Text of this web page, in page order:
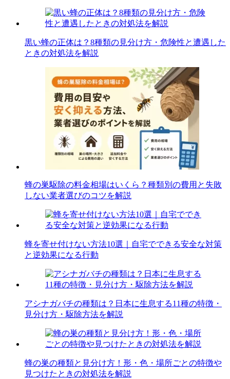
黒い蜂の正体は？8種類の見分け方・危険性と遭遇した
ときの対処法を解説
蜂の巣駆除の料金相場はいくら？種類別の費用と失敗
しない業者選びのコツを解説
蜂を寄せ付けない方法10選｜自宅でできる安全な対策
と逆効果になる行動
アシナガバチの種類は？日本に生息する11種の特徴・
見分け方・駆除方法を解説
蜂の巣の種類と見分け方！形・色・場所ごとの特徴や
見つけたときの対処法を解説